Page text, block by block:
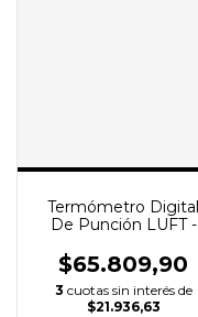
Termómetro Digital
De Punción LUFT -
Inoxidable 500mm
$65.809,90
3 cuotas sin interés de
$21.936,63